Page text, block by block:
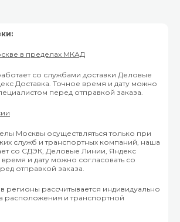
в пределах МКАД
со службами доставки Деловые
Доставка. Точное время и дату можно
перед отправкой заказа.
Москвы осуществляться только при
служб и транспортных компаний, наша
со СДЭК, Деловые Линии, Яндекс
и дату можно согласовать со
отправкой заказа.
регионы рассчитывается индивидуально
расположения и транспортной